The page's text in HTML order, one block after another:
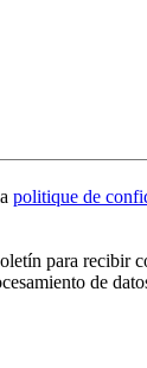
politique de
para recibir
de